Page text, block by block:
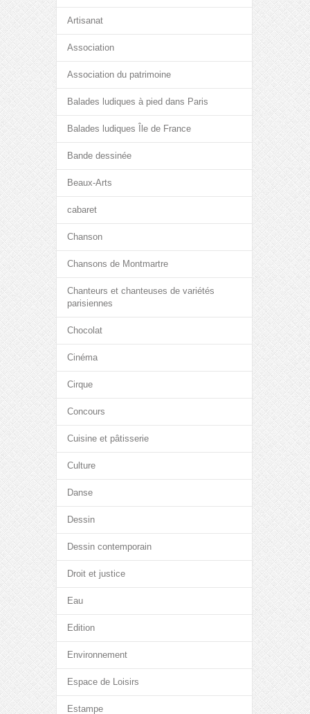
Artisanat
Association
Association du patrimoine
Balades ludiques à pied dans Paris
Balades ludiques Île de France
Bande dessinée
Beaux-Arts
cabaret
Chanson
Chansons de Montmartre
Chanteurs et chanteuses de variétés
parisiennes
Chocolat
Cinéma
Cirque
Concours
Cuisine et pâtisserie
Culture
Danse
Dessin
Dessin contemporain
Droit et justice
Eau
Edition
Environnement
Espace de Loisirs
Estampe